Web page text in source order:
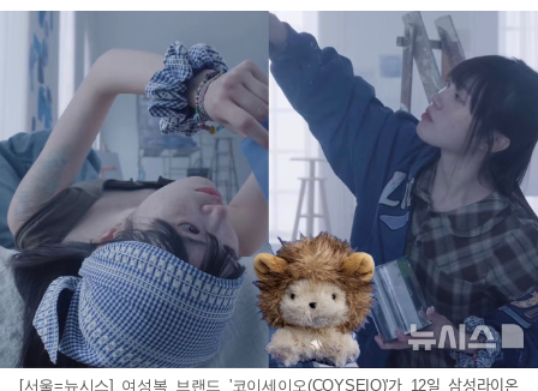
[서울=뉴시스] 여성복 브랜드 '코이세이오(COYSEIO)'가 12일 삼성라이온